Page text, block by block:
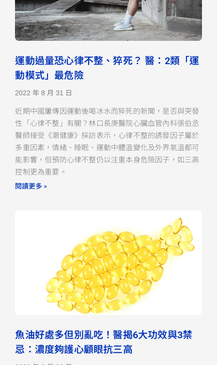
運動過量恐心律不整、猝死？ 醫：2類「運
動模式」最危險
2022 年 8 月 31 日
近期中國屢傳因運動後喝冰水而猝死的新聞，是否與突發
性「心律不整」有關？林口長庚醫院心臟血管內科張伯丞
醫師接受《潮健康》採訪表示，心律不整的誘發因子屬於
多重因素，情緒、睡眠、運動中體溫變化及外界氣溫都可
能影響，但預防心律不整仍以注重本身危險因子，如三高
控制更為重要。
閱讀更多 »
魚油好處多但別亂吃！醫揭6大功效與3禁
忌：濃度夠護心顧眼抗三高